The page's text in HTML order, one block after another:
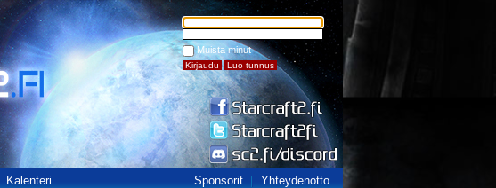
Muista minut
Kalenteri Sponsorit Yhteydenotto